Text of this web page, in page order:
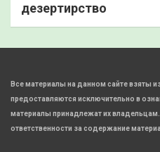
дезертирство
Все материалы на данном сайте взяты
предоставляются исключительно в
материалы принадлежат их
ответственности за содержание